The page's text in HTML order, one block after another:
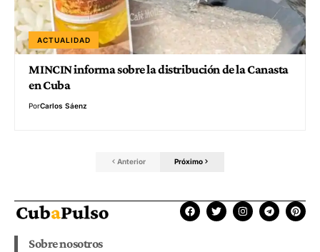
ACTUALIDAD
MINCIN informa sobre la distribución de la Canasta
en Cuba
PorCarlos Sáenz
Anterior Próximo
Sobre nosotros